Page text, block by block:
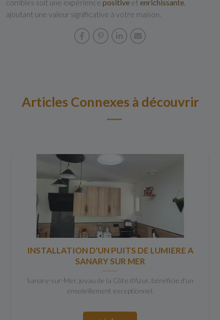
combles soit une expérience positive et enrichissante
ajoutant une valeur significative à votre maison.
Articles Connexes à découvrir
INSTALLATION D'UN PUITS DE LUMIERE A
SANARY SUR MER
Sanary-sur-Mer, joyau de la Côte d'Azur, bénéficie d'un
ensoleillement exceptionnel.